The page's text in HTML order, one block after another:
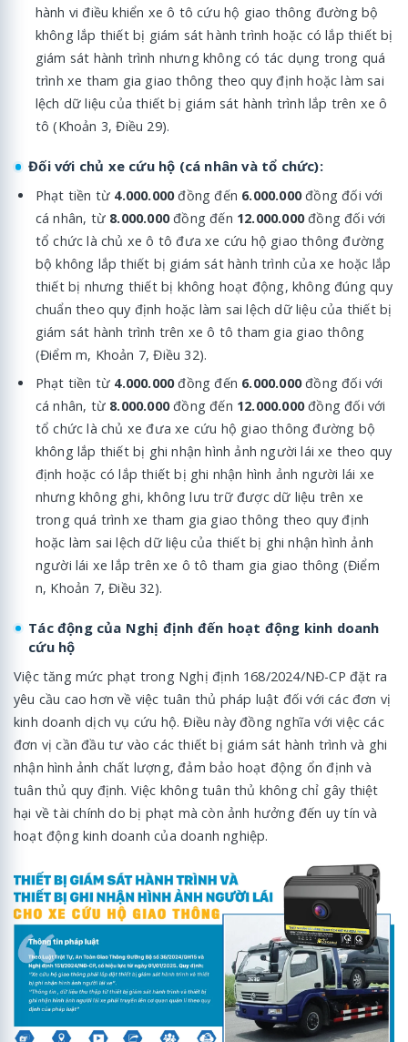
hành vi điều khiển xe ô tô cứu hộ giao thông đường bộ
không lắp thiết bị giám sát hành trình hoặc có lắp thiết bị
giám sát hành trình nhưng không có tác dụng trong quá
trình xe tham gia giao thông theo quy định hoặc làm sai
lệch dữ liệu của thiết bị giám sát hành trình lắp trên xe ô
tô (Khoản 3, Điều 29).
Đối với chủ xe cứu hộ (cá nhân và tổ chức):
Phạt tiền từ 4.000.000đồng đến 6.000.000đồng đối với
cá nhân, từ 8.000.000đồng đến 12.000.000đồng đối với
tổ chức là chủ xe ô tô đưa xe cứu hộ giao thông đường
bộ không lắp thiết bị giám sát hành trình của xe hoặc lắp
thiết bị nhưng thiết bị không hoạt động, không đúng quy
chuẩn theo quy định hoặc làm sai lệch dữ liệu của thiết bị
giám sát hành trình trên xe ô tô tham gia giao thông
(Điểm m, Khoản 7, Điều 32).
Phạt tiền từ 4.000.000đồng đến 6.000.000đồng đối với
cá nhân, từ 8.000.000đồng đến 12.000.000đồng đối với
tổ chức là chủ xe đưa xe cứu hộ giao thông đường bộ
không lắp thiết bị ghi nhận hình ảnh người lái xe theo quy
định hoặc có lắp thiết bị ghi nhận hình ảnh người lái xe
nhưng không ghi, không lưu trữ được dữ liệu trên xe
trong quá trình xe tham gia giao thông theo quy định
hoặc làm sai lệch dữ liệu của thiết bị ghi nhận hình ảnh
người lái xe lắp trên xe ô tô tham gia giao thông (Điểm
n, Khoản 7, Điều 32).
Tác động của Nghị định đến hoạt động kinh doanh
cứu hộ
Việc tăng mức phạt trong Nghị định 168/2024/NĐ-CP đặt ra
yêu cầu cao hơn về việc tuân thủ pháp luật đối với các đơn vị
kinh doanh dịch vụ cứu hộ. Điều này đồng nghĩa với việc các
đơn vị cần đầu tư vào các thiết bị giám sát hành trình và ghi
nhận hình ảnh chất lượng, đảm bảo hoạt động ổn định và
tuân thủ quy định. Việc không tuân thủ không chỉ gây thiệt
hại về tài chính do bị phạt mà còn ảnh hưởng đến uy tín và
hoạt động kinh doanh của doanh nghiệp.